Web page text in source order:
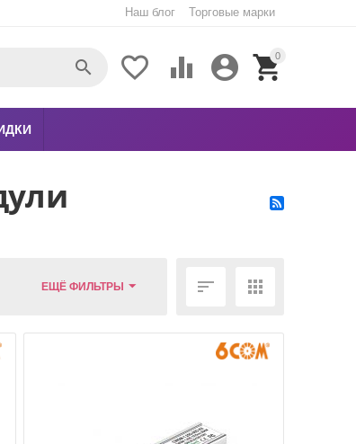
Наш блог Торговые марки
0


 

ЕЩЁ ФИЛЬТРЫ  